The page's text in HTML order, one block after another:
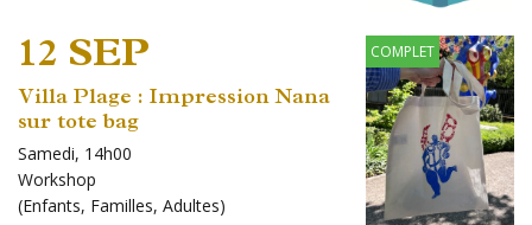
12 SEP COMPLET
Villa Plage : Impression Nana
sur tote bag
Samedi, 14h00
Workshop
(Enfants, Familles, Adultes)